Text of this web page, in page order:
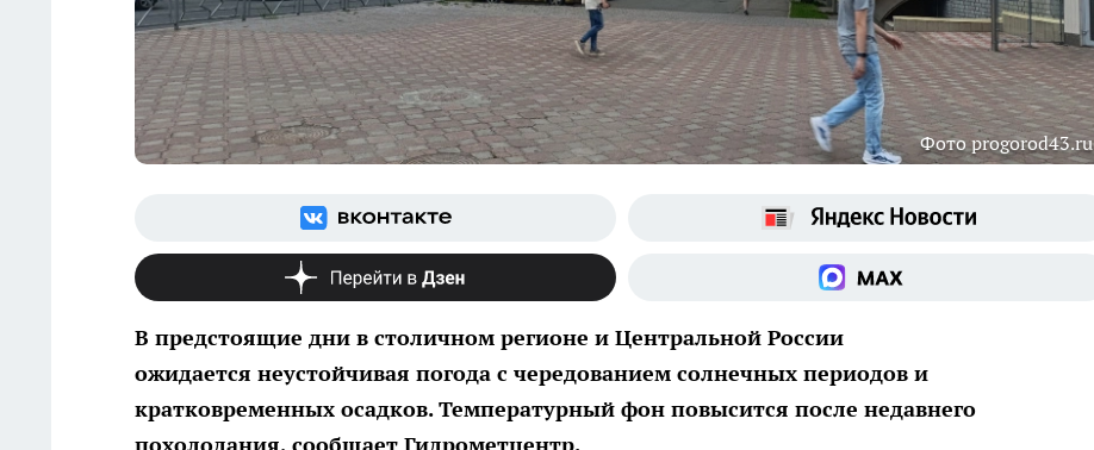
Фото progorod43.ru
В предстоящие дни в столичном регионе и Центральной России
ожидается неустойчивая погода с чередованием солнечных периодов и
кратковременных осадков. Температурный фон повысится после недавнего